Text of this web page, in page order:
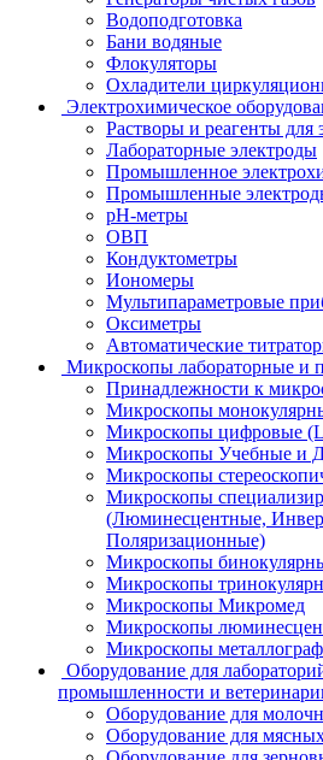
Водоподготовка
Бани водяные
Флокуляторы
Охладители
Электрохимическое
Растворы и реагенты для
Лабораторные электроды
Промышленное
Промышленные
pH-метры
ОВП
Кондуктометры
Иономеры
Мультипараметровые
Оксиметры
Автоматические
Микроскопы лабораторные и
Принадлежности к
Микроскопы
Микроскопы цифровые
Микроскопы Учебные и
Микроскопы
Микроскопы
(Люминесцентные,
Поляризационные)
Микроскопы
Микроскопы
Микроскопы Микромед
Микроскопы
Микроскопы
Оборудование для
промышленности и
Оборудование для
Оборудование для